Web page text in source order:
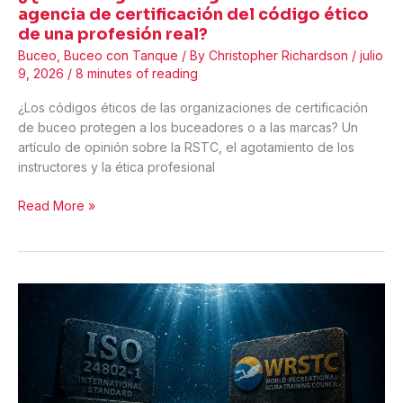
agencia de certificación del código ético
de una profesión real?
Buceo Buceo con Tanque / By Christopher Richardson / julio
9, 2026 / 8 minutes of reading
¿Los códigos éticos de las organizaciones de certificación
de buceo protegen a los buceadores o a las marcas? Un
artículo de opinión sobre la RSTC, el agotamiento de los
instructores y la ética profesional
¿Qué
ético
agencia
certificación
Read More »